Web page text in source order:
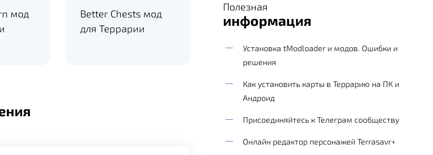
мод
Better Chests мод
для Террарии
Полезная
информация
Установка tModloader и модов. Ошибки и
решения
Как установить карты в Террарию на ПК и
Андроид
Присоединяйтесь к Телеграм сообществу
Онлайн редактор персонажей Terrasavr+